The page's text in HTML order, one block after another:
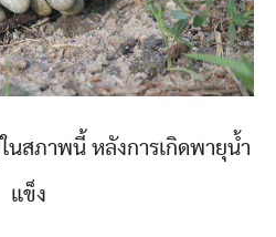
นสภาพนี้ หลังการเกิดพายุน้ำ
แข็ง